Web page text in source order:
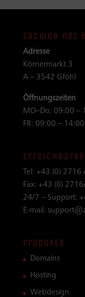
zacweb.net
Adresse
Körnermarkt 3
A – 3542 Gföhl
Öffnungszeiten
MO–Do: 09:00 –
FR: 09:00 – 14:00
Tel: +43 (0) 2716
Fax: +43 (0)
24/7 – Support:
E-mail:
Produkte
Domains
Hosting
Webdesign